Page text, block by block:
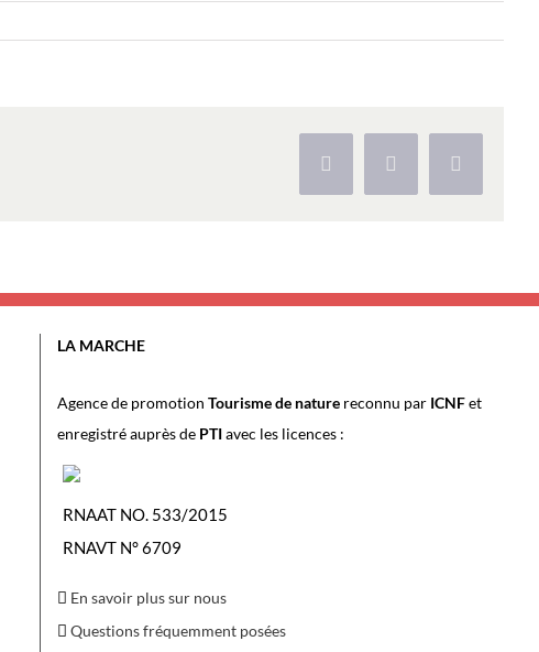
Facebook
X Pinterest
LA MARCHE
Agence de promotion Tourisme de nature reconnu par ICNFet
enregistré auprès de PTIavec les licences :
RNAAT NO. 533/2015
RNAVT N° 6709
En savoir plus sur nous
Questions fréquemment posées